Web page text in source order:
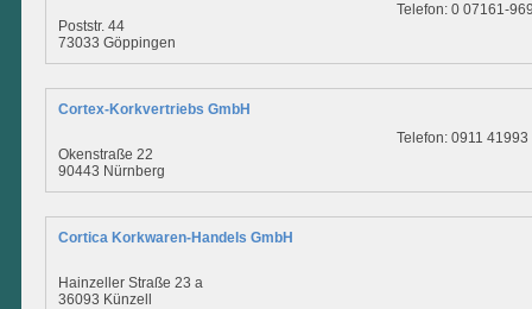
Poststr. 44
73033 Göppingen
Telefon: 0 07161-
Cortex-Korkvertriebs GmbH
Okenstraße 22
90443 Nürnberg
Telefon: 0911 41993
Cortica Korkwaren-Handels GmbH
Hainzeller Straße 23 a
36093 Künzell